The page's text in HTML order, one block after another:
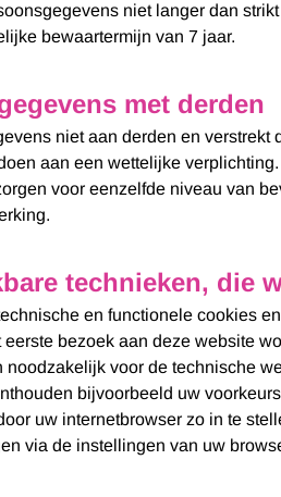
niet langer dan
bewaartermijn van 7 jaar.
met derden
niet aan derden en
aan een wettelijke
voor eenzelfde niveau van
technieken, die
en functionele cookies
bezoek aan deze website
voor de technische
bijvoorbeeld uw
uw internetbrowser zo in te
via de instellingen van uw